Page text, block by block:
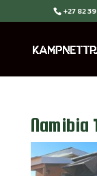
+27 82
Namibia